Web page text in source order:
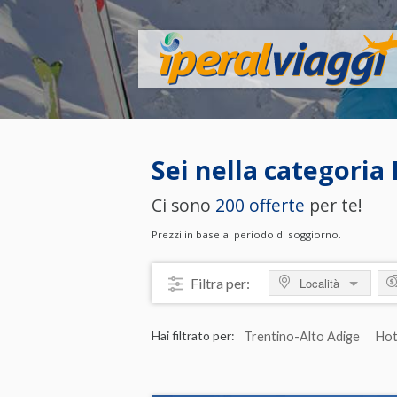
Sei nella categoria
Ci sono 200 offerte per te!
Prezzi in base al periodo di soggiorno.
Filtra per:
Località
Hai filtrato per: Trentino-Alto Adige